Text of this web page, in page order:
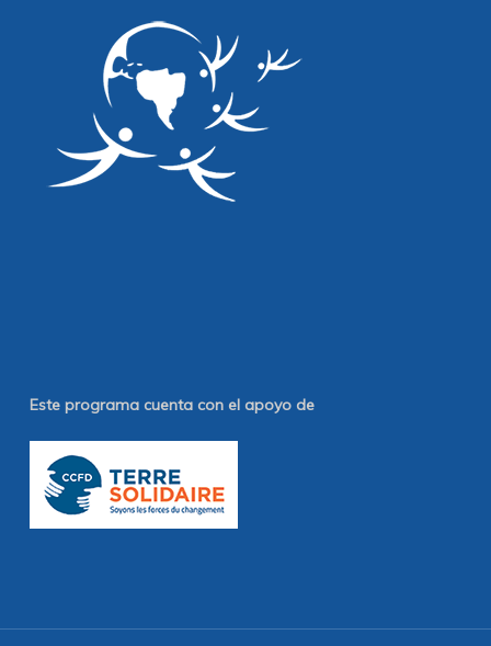
Este programa cuenta con el apoyo de